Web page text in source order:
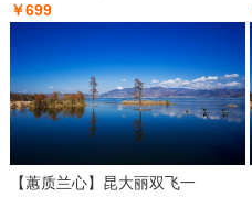
￥699
【蕙质兰心】昆大丽双飞一